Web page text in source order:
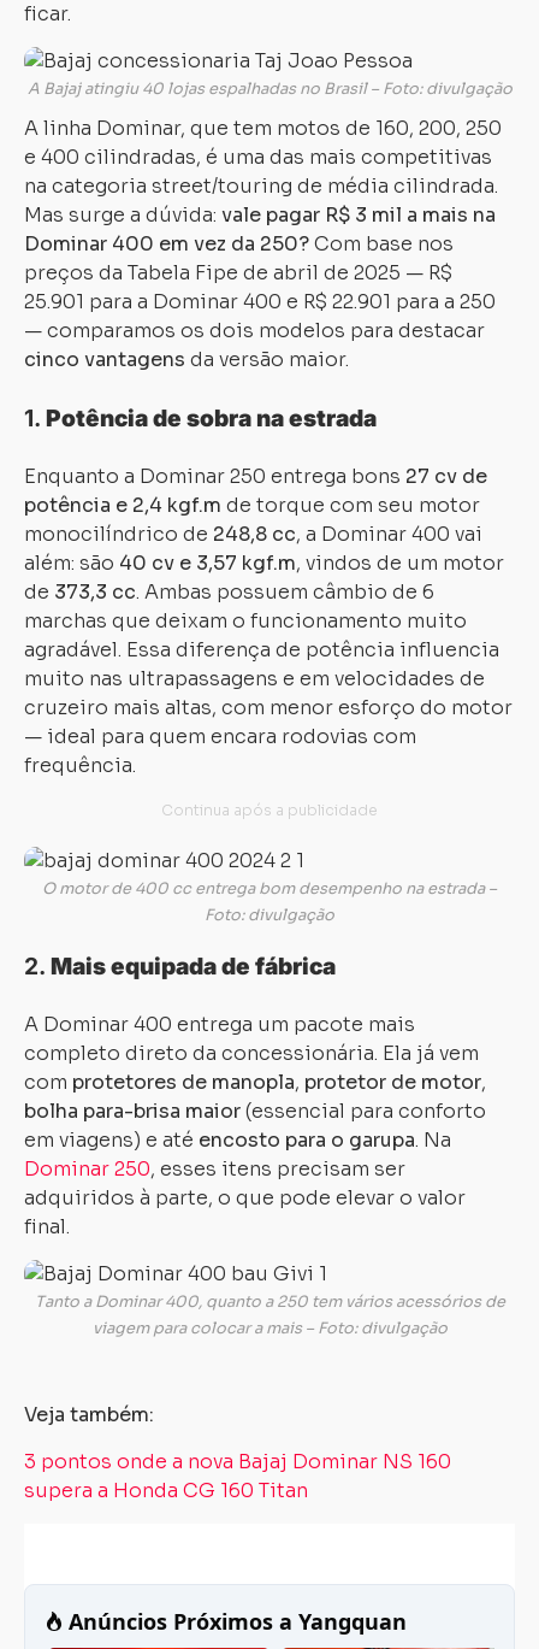
ficar.
A Bajaj atingiu 40 lojas espalhadas no Brasil – Foto: divulgação
A linha Dominar, que tem motos de 160, 200, 250
e 400 cilindradas, é uma das mais competitivas
na categoria street/touring de média cilindrada.
Mas surge a dúvida: vale pagar R$ 3 mil a mais na
Dominar 400 em vez da 250?Com base nos
preços da Tabela Fipe de abril de 2025 — R$
25.901 para a Dominar 400 e R$ 22.901 para a 250
— comparamos os dois modelos para destacar
cinco vantagens da versão maior.
1. Potência de sobra na estrada
Enquanto a Dominar 250 entrega bons 27 cv de
potência e 2,4 kgf.m de torque com seu motor
monocilíndrico de 248,8 cc, a Dominar 400 vai
além: são 40 cv e 3,57 kgf.m, vindos de um motor
de 373,3 cc. Ambas possuem câmbio de 6
marchas que deixam o funcionamento muito
agradável. Essa diferença de potência influencia
muito nas ultrapassagens e em velocidades de
cruzeiro mais altas, com menor esforço do motor
— ideal para quem encara rodovias com
frequência.
O motor de 400 cc entrega bom desempenho na estrada –
Foto: divulgação
2. Mais equipada de fábrica
A Dominar 400 entrega um pacote mais
completo direto da concessionária. Ela já vem
com protetores de manopla, protetor de motor,
bolha para-brisa maior(essencial para conforto
em viagens) e até encosto para o garupa. Na
Dominar 250, esses itens precisam ser
adquiridos à parte, o que pode elevar o valor
final.
Tanto a Dominar 400, quanto a 250 tem vários acessórios de
viagem para colocar a mais – Foto: divulgação
Veja também:
3 pontos onde a nova Bajaj Dominar NS 160
supera a Honda CG 160 Titan